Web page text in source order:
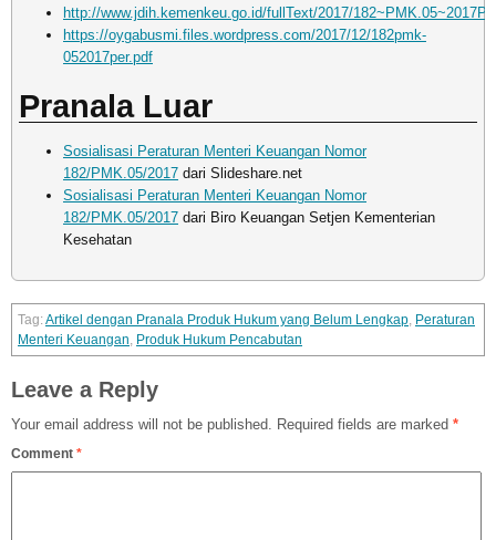
http://www.jdih.kemenkeu.go.id/fullText/2017/
https://oygabusmi.files.wordpress.com/2017/12/182pmk-
052017per.pdf
Pranala Luar
Sosialisasi Peraturan Menteri Keuangan Nomor
182/PMK.05/2017 dari Slideshare.net
Sosialisasi Peraturan Menteri Keuangan Nomor
182/PMK.05/2017 dari Biro Keuangan Setjen Kementerian
Kesehatan
Artikel dengan Pranala Produk Hukum yang Belum Lengkap, Peraturan
Menteri Keuangan, Produk Hukum Pencabutan
Leave a Reply
Your email address will not be published. Required fields are marked *
Comment *